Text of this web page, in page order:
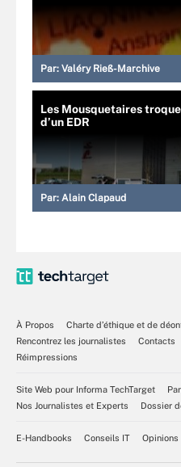
Par: Valéry Rieß-Marchive
Les Mousquetaires
d’un EDR
Par: Alain Clapaud
À Propos
Charte d’éthique et de
Rencontrez les journalistes
Contacts
Réimpressions
Site Web pour Informa TechTarget
Nos Journalistes et Experts
Dossier
E-Handbooks Conseils IT Opinions